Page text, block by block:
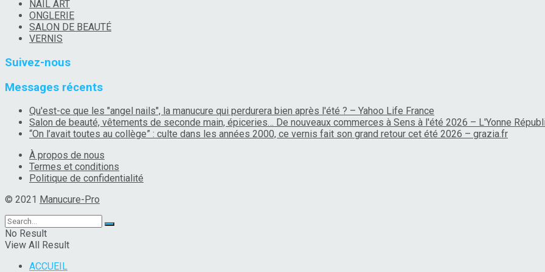
NAIL ART
ONGLERIE
SALON DE BEAUTÉ
VERNIS
Suivez-nous
Messages récents
Qu'est-ce que les "angel nails", la manucure qui perdurera bien après l'été ? – Yahoo Life France
Salon de beauté, vêtements de seconde main, épiceries… De nouveaux commerces à Sens à l'été 2026 – L'Yonne
“On l’avait toutes au collège” : culte dans les années 2000, ce vernis fait son grand retour cet été 2026 – grazia.fr
À propos de nous
Termes et conditions
Politique de confidentialité
© 2021 Manucure-Pro
No Result
View All Result
ACCUEIL